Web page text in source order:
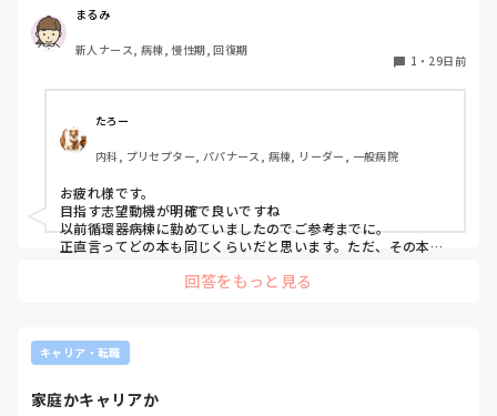
はありますか？いろいろな本がありすぎて、どれが良いのか
わかりません💦
循環器病棟にお勤めの方、以前勤めていらっしゃった方、教
まるみ
新人ナース, 病棟, 慢性期, 回復期
1 ・ 29日前
たろー
内科, プリセプター, パパナース, 病棟, リーダー, 一般病院
お疲れ様です。
目指す志望動機が明確で良いですね
以前循環器病棟に勤めていましたのでご参考までに。
正直言ってどの本も同じくらいだと思います。ただ、その本に
と思います。いっぱい波形が乗っていても、あくまで教科書的
違うのかを見極める力を持ってるようになるべきだと思いま
す。
いね
回答をもっと見る
キャリア・転職
家庭かキャリアか